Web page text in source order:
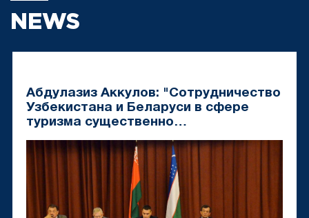
NEWS
Абдулазиз Аккулов: "Сотрудничество
Узбекистана и Беларуси в сфере
туризма существенно